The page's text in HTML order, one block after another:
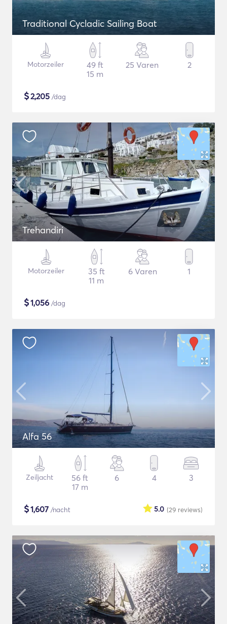
Traditional Cycladic Sailing Boat
Motorzeiler
49 ft
15 m
25 Varen 2
$2,205 /dag
Trehandiri
Motorzeiler
35 ft
11 m
6 Varen 1
$1,056 /dag
Alfa 56
Zeiljacht
56 ft
17 m
6 4 3
$1,607 /nacht (29 reviews)
5.0